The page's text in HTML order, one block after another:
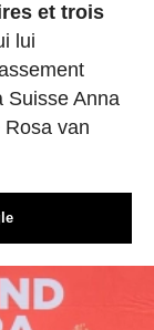
et trois
lui
Suisse Anna
van